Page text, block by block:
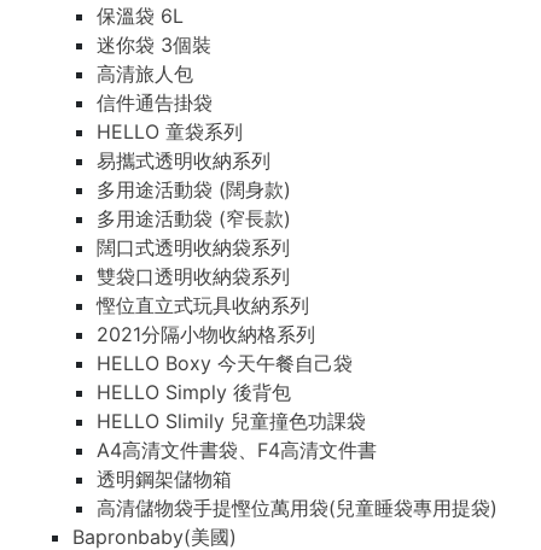
保溫袋 6L
迷你袋 3個裝
高清旅人包
信件通告掛袋
HELLO 童袋系列
易攜式透明收納系列
多用途活動袋 (闊身款)
多用途活動袋 (窄長款)
闊口式透明收納袋系列
雙袋口透明收納袋系列
慳位直立式玩具收納系列
2021分隔小物收納格系列
HELLO Boxy 今天午餐自己袋
HELLO Simply 後背包
HELLO Slimily 兒童撞色功課袋
A4高清文件書袋、F4高清文件書
透明鋼架儲物箱
高清儲物袋手提慳位萬用袋(兒童睡袋專用提袋)
Bapronbaby(美國)